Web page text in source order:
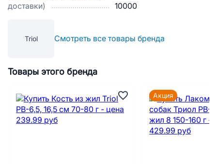
доставки)
10000
Triol Смотреть все товары бренда
Товары этого бренда
Акция